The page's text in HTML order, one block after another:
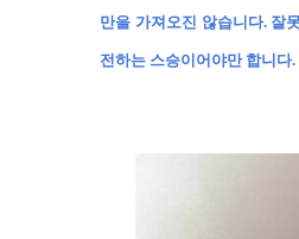
만을 가져오진 않습니다. 잘
전하는 스승이어야만 합니다.